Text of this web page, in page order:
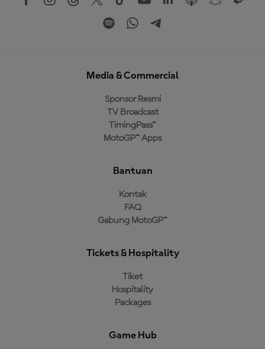
Media & Commercial
Sponsor Resmi
TV Broadcast
TimingPass™
MotoGP™ Apps
Bantuan
Kontak
FAQ
Gabung MotoGP™
Tickets & Hospitality
Tiket
Hospitality
Packages
Game Hub